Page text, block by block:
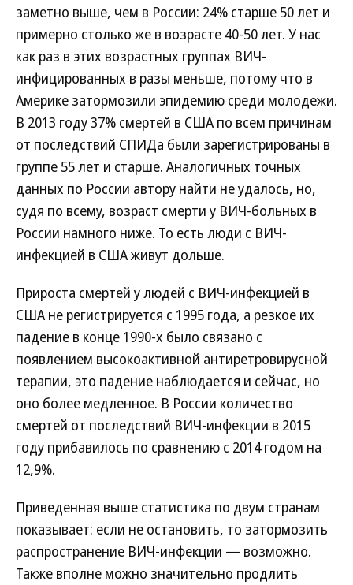
заметно выше, чем в России: 24% старше 50 лет и
примерно столько же в возрасте 40-50 лет. У нас
как раз в этих возрастных группах ВИЧ-
инфицированных в разы меньше, потому что в
Америке затормозили эпидемию среди молодежи.
В 2013 году 37% смертей в США по всем причинам
от последствий СПИДа были зарегистрированы в
группе 55 лет и старше. Аналогичных точных
данных по России автору найти не удалось, но,
судя по всему, возраст смерти у ВИЧ-больных в
России намного ниже. То есть люди с ВИЧ-
инфекцией в США живут дольше.
Прироста смертей у людей с ВИЧ-инфекцией в
США не регистрируется с 1995 года, а резкое их
падение в конце 1990-х было связано с
появлением высокоактивной антиретровирусной
терапии, это падение наблюдается и сейчас, но
оно более медленное. В России количество
смертей от последствий ВИЧ-инфекции в 2015
году прибавилось по сравнению с 2014 годом на
12,9%.
Приведенная выше статистика по двум странам
показывает: если не остановить, то затормозить
распространение ВИЧ-инфекции — возможно.
Также вполне можно значительно продлить